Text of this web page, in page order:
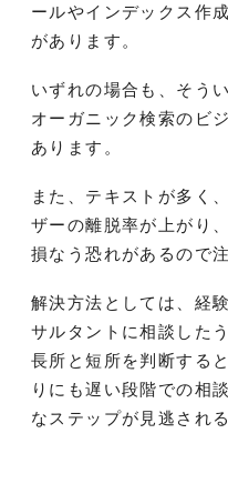
ールやインデックス作
があります。
いずれの場合も、そう
オーガニック検索のビ
あります。
また、テキストが多く
ザーの離脱率が上がり
損なう恐れがあるので
解決方法としては、経
サルタントに相談した
長所と短所を判断する
りにも遅い段階での相
なステップが見逃され